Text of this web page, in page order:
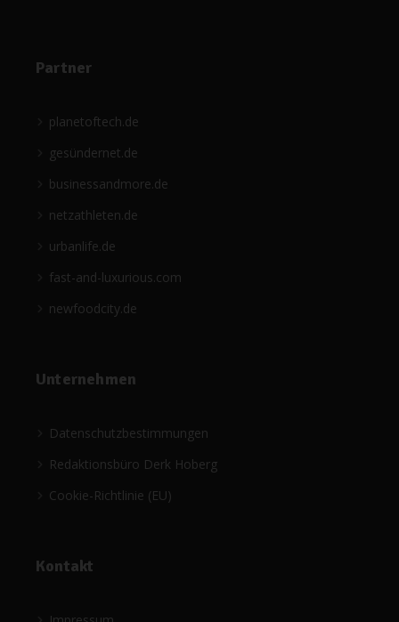
Partner
planetoftech.de
gesündernet.de
businessandmore.de
netzathleten.de
urbanlife.de
fast-and-luxurious.com
newfoodcity.de
Unternehmen
Datenschutzbestimmungen
Redaktionsbüro Derk Hoberg
Cookie-Richtlinie (EU)
Kontakt